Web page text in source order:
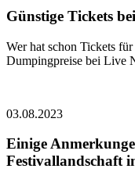
Günstige Tickets
Wer hat schon Tickets
Dumpingpreise bei Live
03.08.2023
Einige
Festivallandschaft